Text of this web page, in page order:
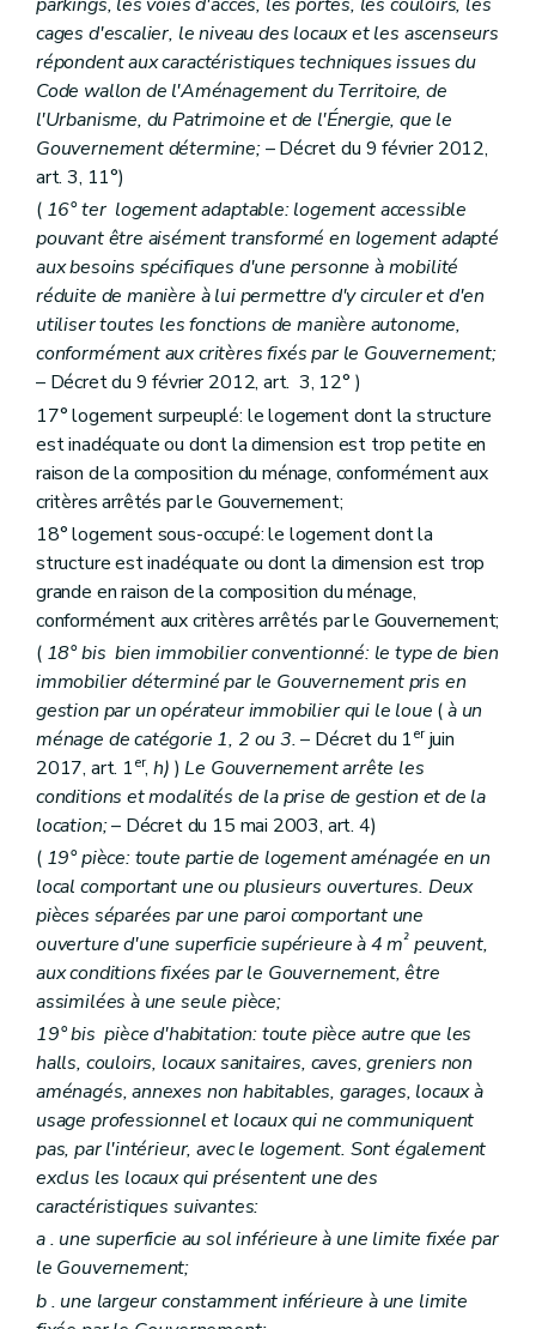
Art. 87
Art. 88
Section 3 Des moyens d'action
Art. 89
Art. 90
Art. 91
Art. 92
Art. 93
Section 4 De l'accès au logement
Art. 94
Section 5 Des ressources
Art. 95
Art. 96
Section 6 De la structure et du fonctionnement
Sous-section première De l'assemblée générale
Art. 97
Art. 97bis
Sous-section 2 Du conseil d'administration
Art. 98
Art. 99
Art. 100
Art. 101
Art. 102
Art. 103
Art. 104
Sous-section 3 De la direction
Art. 105
Art. 106
Art. 107
Sous-section 4
Du comité d'orientation de la Société
Art. 1072
Section 7
Du contrat de gestion
Art. 108
Art. 109
Art. 110
Art. 111
Section 8 Du Comité de gestion financière et des contrôles
Sous-section première Du comité de gestion financière
Art. 112
Art. 113
Art. 114
Sous-section 2 (Des commissaires du Gouvernement
Art. 115
Sous-section 3 Du contrôle révisoral
Art. 116
Section 9 Du budget, de la comptabilité, des programmes d'investissements
Art. 117 à 126
Section 10 Du personnel
Art. 127
Art. 128
Art. 129
Chapitre II Des sociétés de logement de service public
Section première
Art. 130
Art. 131
Art.131
Art. 132
Art. 133
cages d'escalier, le niveau des locaux et les ascenseurs
répondent aux caractéristiques techniques issues du
Code wallon de l'Aménagement du Territoire, de
l'Urbanisme, du Patrimoine et de l'Énergie, que le
Gouvernement détermine;– Décret du 9 février 2012,
art. 3, 11°)
( 16°terlogement adaptable: logement accessible
pouvant être aisément transformé en logement adapté
aux besoins spécifiques d'une personne à mobilité
réduite de manière à lui permettre d'y circuler et d'en
utiliser toutes les fonctions de manière autonome,
conformément aux critères fixés par le Gouvernement;
– Décret du 9 février 2012, art. 3, 12° )
17° logement surpeuplé: le logement dont la structure
est inadéquate ou dont la dimension est trop petite en
raison de la composition du ménage, conformément aux
critères arrêtés par le Gouvernement;
18° logement sous-occupé: le logement dont la
structure est inadéquate ou dont la dimension est trop
grande en raison de la composition du ménage,
conformément aux critères arrêtés par le Gouvernement;
( 18°bis bien immobilier conventionné: le type de bien
immobilier déterminé par le Gouvernement pris en
gestion par un opérateur immobilier qui le loue (à un
ménage de catégorie 1, 2 ou 3.– Décret du 1erjuin
2017, art. 1er,h) )Le Gouvernement arrête les
conditions et modalités de la prise de gestion et de la
location;– Décret du 15 mai 2003, art. 4)
( 19° pièce: toute partie de logement aménagée en un
local comportant une ou plusieurs ouvertures. Deux
pièces séparées par une paroi comportant une
ouverture d'une superficie supérieure à 4 m² peuvent,
aux conditions fixées par le Gouvernement, être
assimilées à une seule pièce;
19°bis pièce d'habitation: toute pièce autre que les
halls, couloirs, locaux sanitaires, caves, greniers non
aménagés, annexes non habitables, garages, locaux à
usage professionnel et locaux qui ne communiquent
pas, par l'intérieur, avec le logement. Sont également
exclus les locaux qui présentent une des
caractéristiques suivantes:
a. une superficie au sol inférieure à une limite fixée par
le Gouvernement;
b. une largeur constamment inférieure à une limite